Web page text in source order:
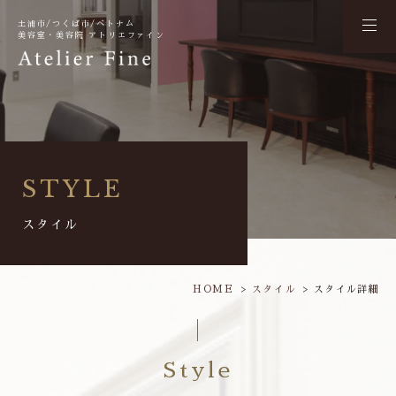
土浦市/つくば市/ベトナム
美容室・美容院 アトリエファイン
STYLE
スタイル
HOME スタイル スタイル詳細
Style